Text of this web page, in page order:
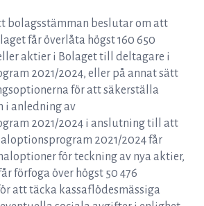
bolagsstämman beslutar om att
får överlåta högst 160 650
aktier i Bolaget till deltagare i
2021/2024, eller på annat sätt
för att säkerställa
i anledning av
2021/2024 i anslutning till att
2021/2024 får
för teckning av nya aktier,
förfoga över högst 50 476
att täcka kassaflödesmässiga